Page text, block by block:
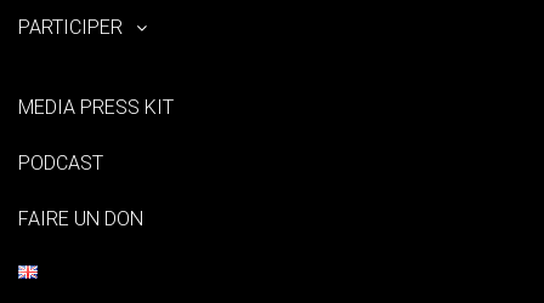
PARTICIPER
MEDIA PRESS KIT
PODCAST
FAIRE UN DON